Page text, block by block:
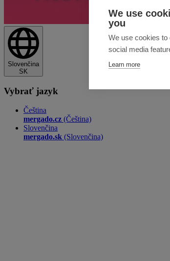
Slovenčina
SK
Vybrať jazyk
Čeština
mergado.cz (Čeština)
Slovenčina
mergado.sk (Slovenčina)
We use
you
We use cookies to
social media
Learn more